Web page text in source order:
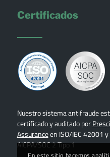
Certificados
Nuestro sistema antifraude
certificado y auditado por
Assuranceen ISO/IEC 42001 y
AICPA/SOC 2 Tipo 1